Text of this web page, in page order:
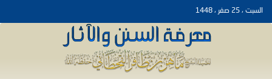
السبت ، 25 صفر ، 1448